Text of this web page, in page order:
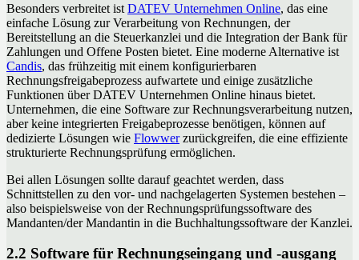
Besonders verbreitet ist DATEV Unternehmen Online, das eine
einfache Lösung zur Verarbeitung von Rechnungen, der
Bereitstellung an die Steuerkanzlei und die Integration der Bank für
Zahlungen und Offene Posten bietet. Eine moderne Alternative ist
Candis, das frühzeitig mit einem konfigurierbaren
Rechnungsfreigabeprozess aufwartete und einige zusätzliche
Funktionen über DATEV Unternehmen Online hinaus bietet.
Unternehmen, die eine Software zur Rechnungsverarbeitung nutzen,
aber keine integrierten Freigabeprozesse benötigen, können auf
dedizierte Lösungen wie Flowwerzurückgreifen, die eine effiziente
strukturierte Rechnungsprüfung ermöglichen.
Bei allen Lösungen sollte darauf geachtet werden, dass
Schnittstellen zu den vor- und nachgelagerten Systemen bestehen –
also beispielsweise von der Rechnungsprüfungssoftware des
Mandanten/der Mandantin in die Buchhaltungssoftware der Kanzlei.
2.2 Software für Rechnungseingang und -ausgang